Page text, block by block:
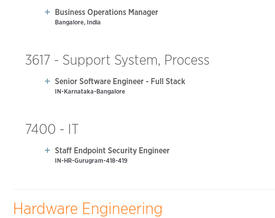
Business Operations Manager
Bangalore, India
3617 - Support System, Process
Senior Software Engineer - Full Stack
IN-Karnataka-Bangalore
7400 - IT
Staff Endpoint Security Engineer
IN-HR-Gurugram-418-419
Hardware Engineering